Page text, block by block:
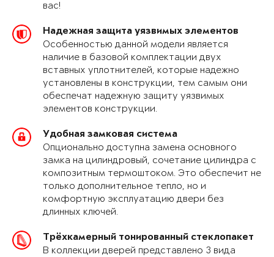
вас!
Надежная защита уязвимых элементов
Особенностью данной модели является
наличие в базовой комплектации двух
вставных уплотнителей, которые надежно
установлены в конструкции, тем самым они
обеспечат надежную защиту уязвимых
элементов конструкции.
Удобная замковая система
Опционально доступна замена основного
замка на цилиндровый, сочетание цилиндра с
композитным термоштоком. Это обеспечит не
только дополнительное тепло, но и
комфортную эксплуатацию двери без
длинных ключей.
Трёхкамерный тонированный стеклопакет
В коллекции дверей представлено 3 вида